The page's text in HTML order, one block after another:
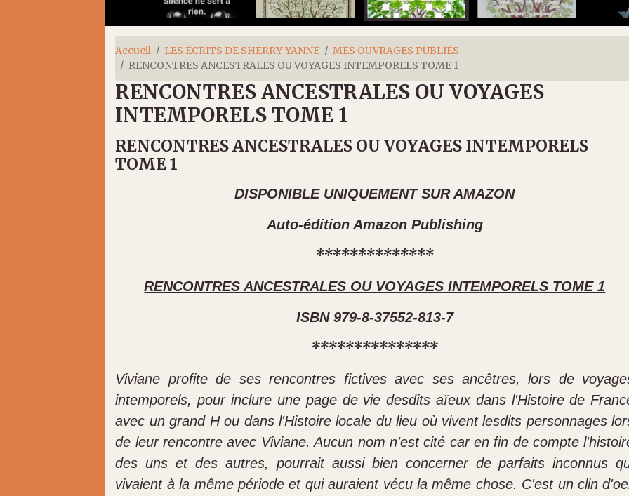
Accueil LES ÉCRITS DE SHERRY-YANNE
MES OUVRAGES PUBLIÉS
RENCONTRES ANCESTRALES OU VOYAGES INTEMPORELS TOME 1
RENCONTRES ANCESTRALES OU VOYAGES
INTEMPORELS TOME 1
RENCONTRES ANCESTRALES OU VOYAGES INTEMPORELS
TOME 1
DISPONIBLE UNIQUEMENT SUR AMAZON
Auto-édition Amazon Publishing
**************
RENCONTRES ANCESTRALES OU VOYAGES INTEMPORELS TOME 1
ISBN 979-8-37552-813-7
***************
Viviane profite de ses rencontres fictives avec ses ancêtres, lors de
intemporels, pour inclure une page de vie desdits aïeux dans l'Histoire de
avec un grand H ou dans l'Histoire locale du lieu où vivent lesdits personnages
de leur rencontre avec Viviane. Aucun nom n'est cité car en fin de compte
des uns et des autres, pourrait aussi bien concerner de parfaits inconnus
vivaient à la même période et qui auraient vécu la même chose. C'est un clin